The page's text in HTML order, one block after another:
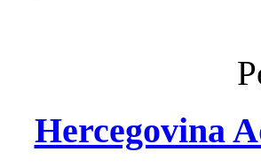
Hercegovina